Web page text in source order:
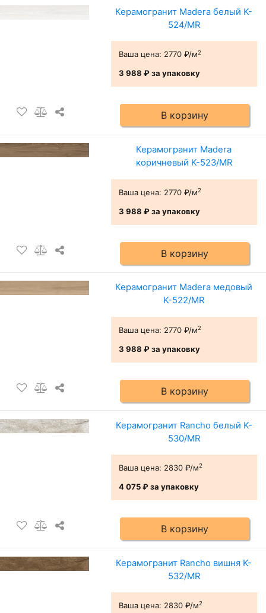
Керамогранит Madera белый K-
524/MR
Ваша цена: 2770 ₽/м2
3 988 ₽за упаковку
В корзину
Керамогранит Madera
коричневый K-523/MR
Ваша цена: 2770 ₽/м2
3 988 ₽за упаковку
В корзину
Керамогранит Madera медовый
K-522/MR
Ваша цена: 2770 ₽/м2
3 988 ₽за упаковку
В корзину
Керамогранит Rancho белый K-
530/MR
Ваша цена: 2830 ₽/м2
4 075 ₽за упаковку
В корзину
Керамогранит Rancho вишня K-
532/MR
Ваша цена: 2830 ₽/м2